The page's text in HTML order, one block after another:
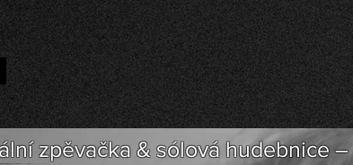
zpěvačka & sólová hudebnice